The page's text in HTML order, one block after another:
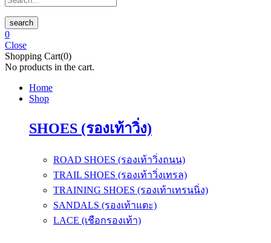
search
0
Close
Shopping Cart(0)
No products in the cart.
Home
Shop
SHOES (รองเท้าวิ่ง)
ROAD SHOES (รองเท้าวิ่งถนน)
TRAIL SHOES (รองเท้าวิ่งเทรล)
TRAINING SHOES (รองเท้าเทรนนิ่ง)
SANDALS (รองเท้าแตะ)
LACE (เชือกรองเท้า)